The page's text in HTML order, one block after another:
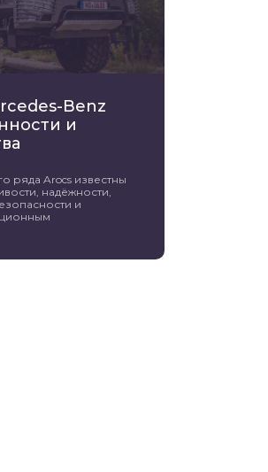
Benz
и
ряда Arocs известны
надёжности,
и